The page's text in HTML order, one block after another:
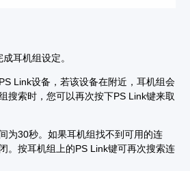
耳机组设定。
Link设备，若该设备在附近，耳机组会
搜索时，您可以再次按下PS Link键来取
为30秒。如果耳机组找不到可用的连
。按耳机组上的PS Link键可再次搜索连